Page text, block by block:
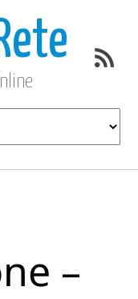
–